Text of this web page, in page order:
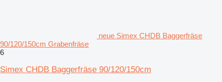
neue Simex CHDB Baggerfräse
90/120/150cm Grabenfräse
6
Simex CHDB Baggerfräse 90/120/150cm